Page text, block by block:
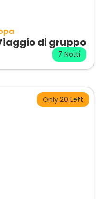
di gruppo
7 Notti
Only 20 Left